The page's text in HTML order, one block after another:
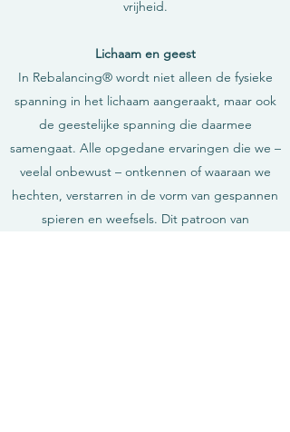
vrijheid.
Lichaam en geest
In Rebalancing® wordt niet alleen de fysieke
spanning in het lichaam aangeraakt, maar ook
de geestelijke spanning die daarmee
samengaat. Alle opgedane ervaringen die we –
veelal onbewust – ontkennen of waaraan we
hechten, verstarren in de vorm van gespannen
spieren en weefsels. Dit patroon van